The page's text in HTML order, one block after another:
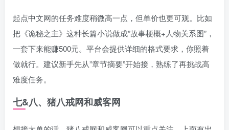
起点中文网的任务难度稍微高一点，但单价也更可观。比如
把《诡秘之主》这种长篇小说做成”故事梗概+人物关系图”，
一套下来能赚500元。平台会提供详细的格式要求，你照着
做就行。建议新手先从”章节摘要”开始接，熟练了再挑战高
难度任务。
七&八、猪八戒网和威客网